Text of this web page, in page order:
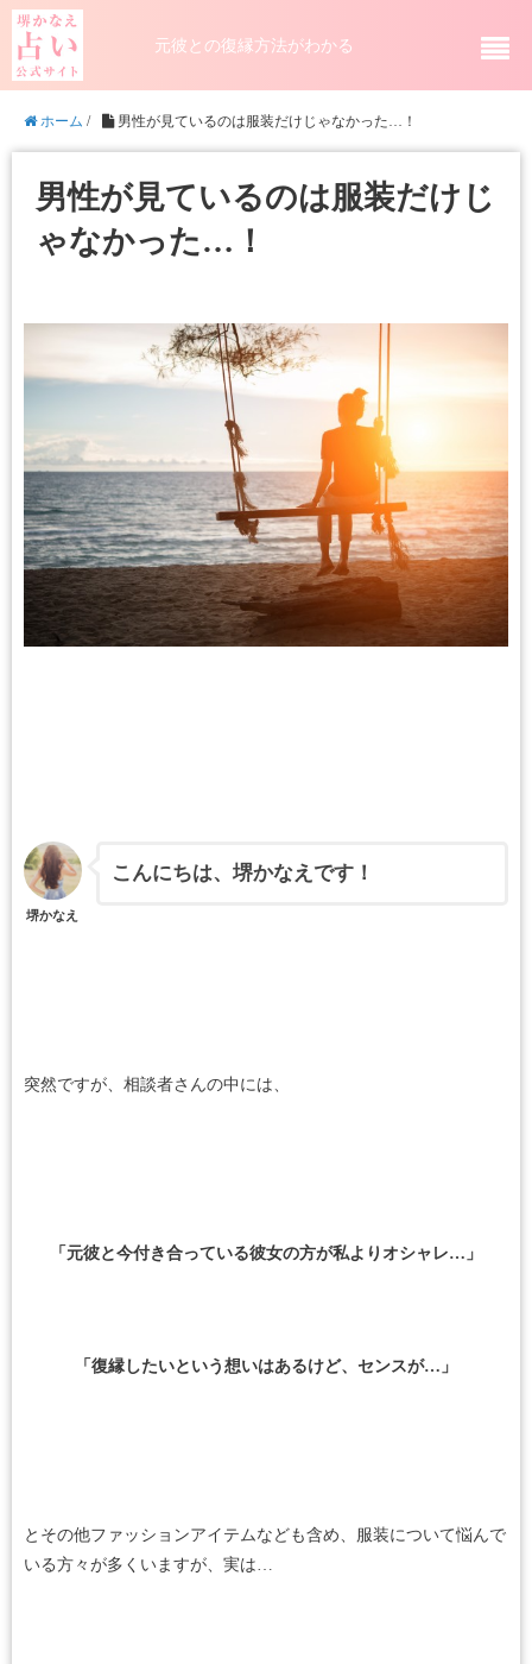
元彼との復縁方法がわかる
ホーム / 男性が見ているのは服装だけじゃなかった…！
男性が見ているのは服装だけじ
ゃなかった…！
堺かなえ
こんにちは、堺かなえです！
突然ですが、相談者さんの中には、
「元彼と今付き合っている彼女の方が私よりオシャレ…」
「復縁したいという想いはあるけど、センスが…」
とその他ファッションアイテムなども含め、服装について悩んで
いる方々が多くいますが、実は…